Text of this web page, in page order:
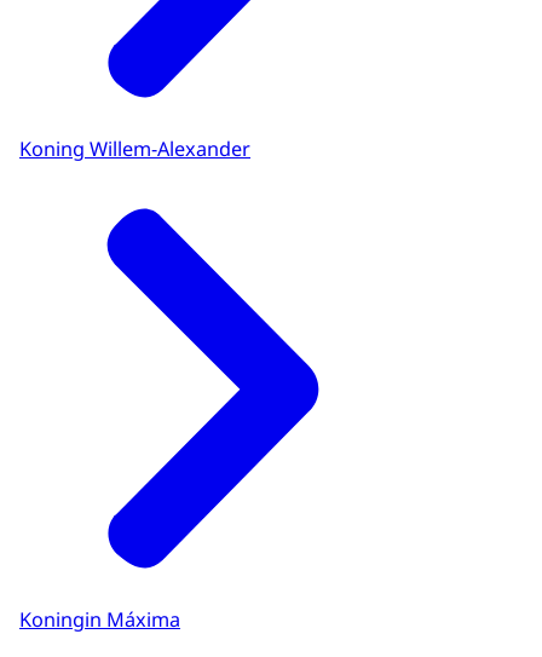
Koning Willem-Alexander
Koningin Máxima